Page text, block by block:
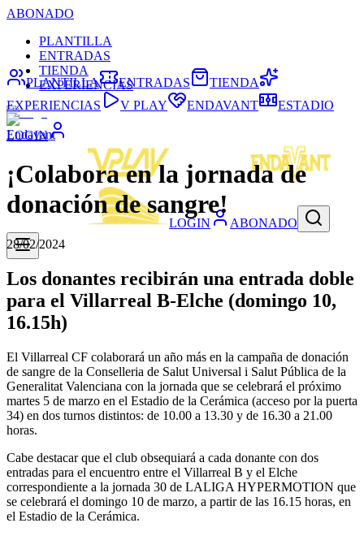
ABONADO
PLANTILLA
ENTRADAS
TIENDA
EXPERIENCIAS
LOGIN
LOGIN ABONADO
PLANTILLA ENTRADAS
TIENDA
EXPERIENCIAS
V PLAY ENDAVANT ESTADIO
Endavant
¡Colabora en la jornada de
donación de sangre!
28/02/2024
Los donantes recibirán una entrada doble
para el Villarreal B-Elche (domingo 10,
16.15h)
El Villarreal CF colaborará un año más en la campaña de donación
de sangre de la Conselleria de Salut Universal i Salut Pública de la
Generalitat Valenciana con la jornada que se celebrará el próximo
martes 5 de marzo en el Estadio de la Cerámica (acceso por la puerta
34) en dos turnos distintos: de 10.00 a 13.30 y de 16.30 a 21.00
horas.
Cabe destacar que el club obsequiará a cada donante con dos
entradas para el encuentro entre el Villarreal B y el Elche
correspondiente a la jornada 30 de LALIGA HYPERMOTION que
se celebrará el domingo 10 de marzo, a partir de las 16.15 horas, en
el Estadio de la Cerámica.